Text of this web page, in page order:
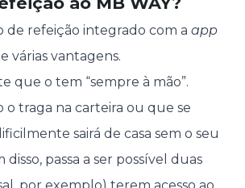
de refeição integrado com a app
várias vantagens.
que o tem “sempre à mão”.
o traga na carteira ou que se
sairá de casa sem o seu
passa a ser possível duas